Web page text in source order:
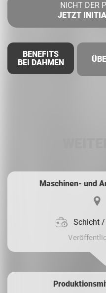
NICHT DER
JETZT
BENEFITS
BEI DAHMEN
Maschinen- und
Schicht /